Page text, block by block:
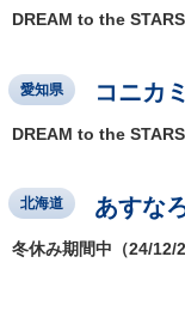
DREAM to the
愛知県 コニカ
DREAM to the
北海道 あすな
冬休み期間中（24/12/